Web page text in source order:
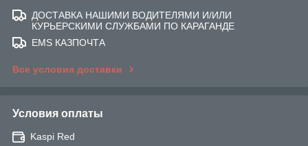
ДОСТАВКА НАШИМИ ВОДИТЕЛЯМИ И/ИЛИ
КУРЬЕРСКИМИ СЛУЖБАМИ ПО КАРАГАНДЕ
EMS КАЗПОЧТА
Все условия доставки
Условия оплаты
Kaspi Red